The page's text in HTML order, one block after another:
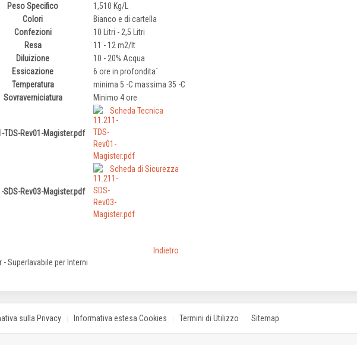
Peso Specifico
1,510 Kg/L
Colori
Bianco e di cartella
Confezioni
10 Litri - 2,5 Litri
Resa
11 - 12 m2/lt
Diluizione
10 - 20% Acqua
Essicazione
6 ore in profondita`
Temperatura
minima 5 -C massima 35 -C
Sovraverniciatura
Minimo 4 ore
TDS-Rev01-Magister.pdf
Scheda Tecnica
SDS-Rev03-Magister.pdf
Scheda di Sicurezza
Indietro
- Superlavabile per Interni
sulla Privacy Informativa estesa Cookies Termini di Utilizzo Sitemap